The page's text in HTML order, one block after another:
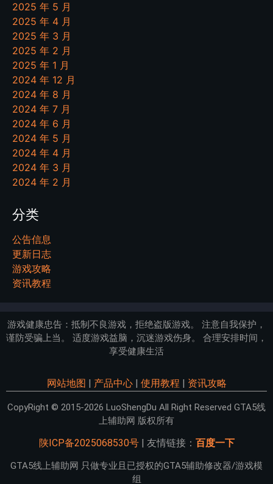
2025 年 5 月
2025 年 4 月
2025 年 3 月
2025 年 2 月
2025 年 1 月
2024 年 12 月
2024 年 8 月
2024 年 7 月
2024 年 6 月
2024 年 5 月
2024 年 4 月
2024 年 3 月
2024 年 2 月
分类
公告信息
更新日志
游戏攻略
资讯教程
游戏健康忠告：抵制不良游戏，拒绝盗版游戏。 注意自我保护，
谨防受骗上当。 适度游戏益脑，沉迷游戏伤身。 合理安排时间，
享受健康生活
网站地图 | 产品中心| 使用教程 | 资讯攻略
CopyRight © 2015-2026 LuoShengDu All Right Reserved GTA5线
上辅助网 版权所有
陕ICP备2025068530号| 友情链接： 百度一下
GTA5线上辅助网 只做专业且已授权的GTA5辅助修改器/游戏模
组